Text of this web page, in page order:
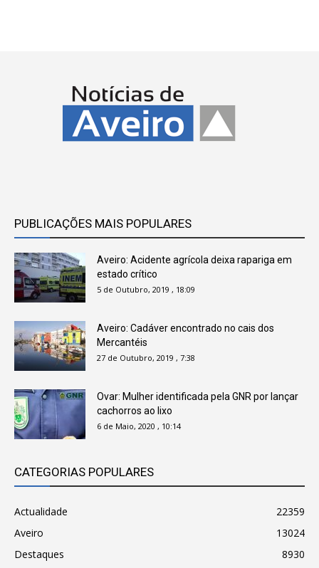
PUBLICAÇÕES MAIS POPULARES
Aveiro: Acidente agrícola deixa rapariga em
estado crítico
5 de Outubro, 2019 , 18:09
Aveiro: Cadáver encontrado no cais dos
Mercantéis
27 de Outubro, 2019 , 7:38
Ovar: Mulher identificada pela GNR por lançar
cachorros ao lixo
6 de Maio, 2020 , 10:14
CATEGORIAS POPULARES
Actualidade
22359
Aveiro
13024
Destaques
8930